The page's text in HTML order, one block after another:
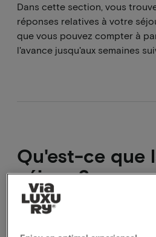
Dans cette section, vous
réponses relatives à votre
que vous pouvez compter à
l'avance jusqu'aux semaines
Qu'est-ce que
séjour ?
La taxe de séjour est une taxe